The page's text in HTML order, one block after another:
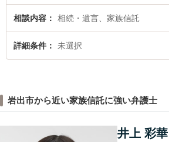
相談内容 相続・遺言、家族信託
詳細条件 未選択
岩出市から近い家族信託に強い弁護士
井上 彩華